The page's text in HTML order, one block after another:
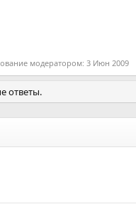
модератором: 3 Июн 2009
ответы.